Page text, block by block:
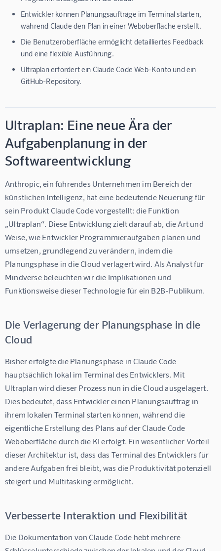
Entwickler können Planungsaufträge im Terminal starten,
während Claude den Plan in einer Weboberfläche erstellt.
Die Benutzeroberfläche ermöglicht detailliertes Feedback
und eine flexible Ausführung.
Ultraplan erfordert ein Claude Code Web-Konto und ein
GitHub-Repository.
Ultraplan: Eine neue Ära der
Aufgabenplanung in der
Softwareentwicklung
Anthropic, ein führendes Unternehmen im Bereich der
künstlichen Intelligenz, hat eine bedeutende Neuerung für
sein Produkt Claude Code vorgestellt: die Funktion
„Ultraplan“. Diese Entwicklung zielt darauf ab, die Art und
Weise, wie Entwickler Programmieraufgaben planen und
umsetzen, grundlegend zu verändern, indem die
Planungsphase in die Cloud verlagert wird. Als Analyst für
Mindverse beleuchten wir die Implikationen und
Funktionsweise dieser Technologie für ein B2B-Publikum.
Die Verlagerung der Planungsphase in die
Cloud
Bisher erfolgte die Planungsphase in Claude Code
hauptsächlich lokal im Terminal des Entwicklers. Mit
Ultraplan wird dieser Prozess nun in die Cloud ausgelagert.
Dies bedeutet, dass Entwickler einen Planungsauftrag in
ihrem lokalen Terminal starten können, während die
eigentliche Erstellung des Plans auf der Claude Code
Weboberfläche durch die KI erfolgt. Ein wesentlicher Vorteil
dieser Architektur ist, dass das Terminal des Entwicklers für
andere Aufgaben frei bleibt, was die Produktivität potenziell
steigert und Multitasking ermöglicht.
Verbesserte Interaktion und Flexibilität
Die Dokumentation von Claude Code hebt mehrere